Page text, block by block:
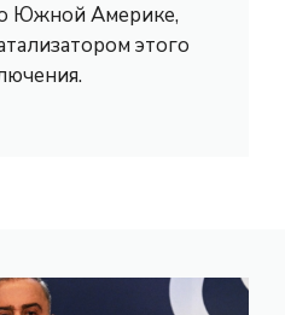
Южной Америке,
этого